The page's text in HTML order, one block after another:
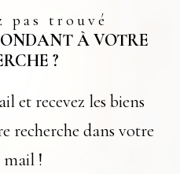
pas trouvé
À VOTRE
?
et recevez les biens
recherche dans votre
!